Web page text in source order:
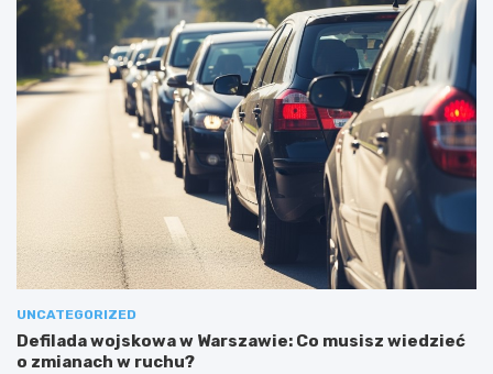
UNCATEGORIZED
Defilada wojskowa w Warszawie: Co musisz wiedzieć
o zmianach w ruchu?